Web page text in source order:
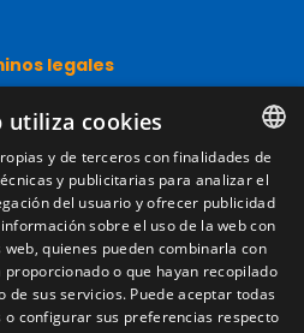
legales
de privacidad
de cookies
generales de venta
cookies
S/N. Apdo 100
SPANISH
ENGLISH
FRENCH
ITALIAN
utiliza cookies
y de terceros con finalidades de
y publicitarias para analizar el
del usuario y ofrecer publicidad
sobre el uso de la web con
quienes pueden combinarla con
o que hayan recopilado
de sus servicios. Puede aceptar todas
o configurar sus preferencias respecto